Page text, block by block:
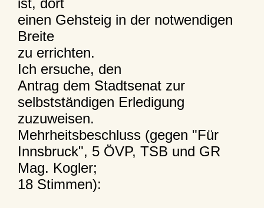
einen Gehsteig in der notwendigen
Breite
zu errichten.
Ich ersuche, den
Antrag dem Stadtsenat zur
selbstständigen Erledigung
zuzuweisen.
Mehrheitsbeschluss (gegen "Für
Innsbruck", 5 ÖVP, TSB und GR
Mag. Kogler;
18 Stimmen):